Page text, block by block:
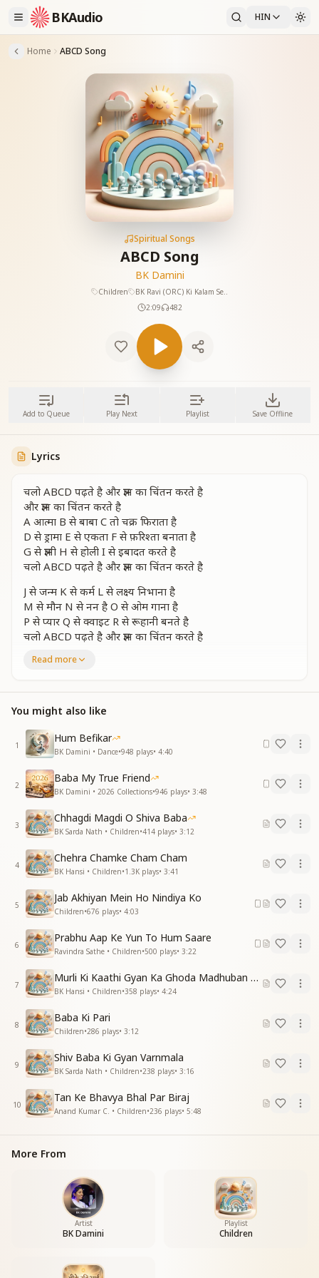
BKAudio HIN
Home ABCD Song
Spiritual Songs
ABCD Song
BK Damini
Children
BK Ravi (ORC) Ki Kalam Se..
2:09
482
Add to Queue Play Next Playlist Save Offline
Lyrics
चलो ABCD पढ़ते है और ज्ञान का चिंतन करते है
और ज्ञान का चिंतन करते है
A आत्मा B से बाबा C तो चक्र फिराता है
D से ड्रामा E से एकता F से फ़रिश्ता बनाता है
G से ज्ञानी H से होली I से इबादत करते है
चलो ABCD पढ़ते है और ज्ञान का चिंतन करते है
J से जन्म K से कर्म L से लक्ष्य निभाना है
M से मौन N से नन है O से ओम गाना है
P से प्यार Q से क्वाइट R से रूहानी बनते है
चलो ABCD पढ़ते है और ज्ञान का चिंतन करते है
S से शान्त T से त्याग U से उन्नति होती है
Y से याद करते हम Z से ज़ीरो बनते है
चलो ABCD पढ़ते है और ज्ञान का चिंतन करते है
चलो ABCD पढ़ते है और ज्ञान का चिंतन करते है
और ज्ञान का चिंतन करते है
Read more
You might also like
1
Hum Befikar
BK Damini • Dance•948 plays• 4:40
2
Baba My True Friend
BK Damini • 2026 Collections•946 plays• 3:48
3
Chhagdi Magdi O Shiva Baba
BK Sarda Nath • Children•414 plays• 3:12
4
Chehra Chamke Cham Cham
BK Hansi • Children•1.3K plays• 3:41
5
Jab Akhiyan Mein Ho Nindiya Ko
Children•676 plays• 4:03
6
Prabhu Aap Ke Yun To Hum Saare
Ravindra Sathe • Children•500 plays• 3:22
7
Murli Ki Kaathi Gyan Ka Ghoda Madhuban Tak Doda
BK Hansi • Children•358 plays• 4:24
8
Baba Ki Pari
Children•286 plays• 3:12
9
Shiv Baba Ki Gyan Varnmala
BK Sarda Nath • Children•238 plays• 3:16
10
Tan Ke Bhavya Bhal Par Biraj
Anand Kumar C. • Children•236 plays• 5:48
More From
Artist
BK Damini
Playlist
Children